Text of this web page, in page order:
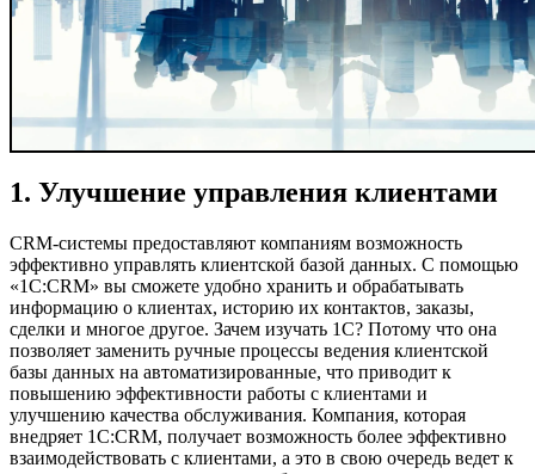
1. Улучшение управления клиентами
CRM-системы предоставляют компаниям возможность
эффективно управлять клиентской базой данных. С помощью
«1С:CRM» вы сможете удобно хранить и обрабатывать
информацию о клиентах, историю их контактов, заказы,
сделки и многое другое. Зачем изучать 1С? Потому что она
позволяет заменить ручные процессы ведения клиентской
базы данных на автоматизированные, что приводит к
повышению эффективности работы с клиентами и
улучшению качества обслуживания. Компания, которая
внедряет 1С:CRM, получает возможность более эффективно
взаимодействовать с клиентами, а это в свою очередь ведет к